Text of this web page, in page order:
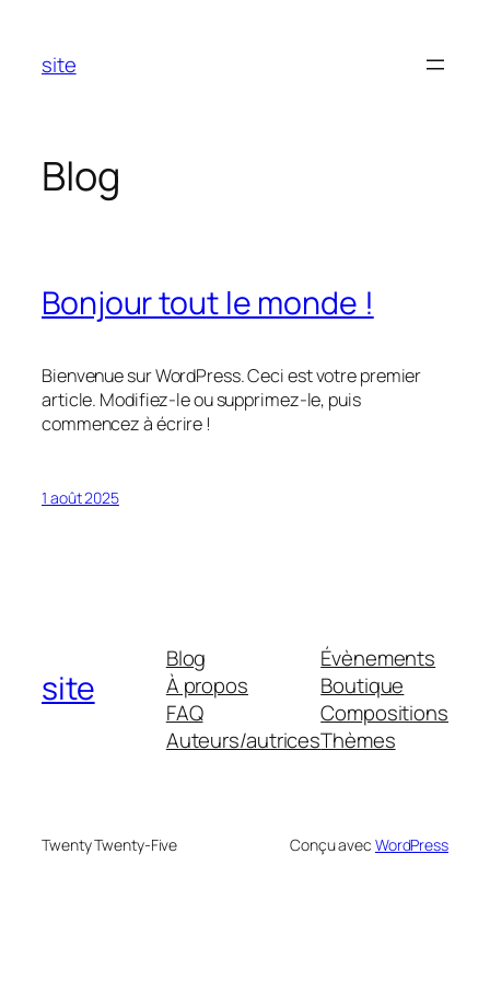
contenu
site
Blog
Bonjour tout le monde !
Bienvenue sur WordPress. Ceci est votre premier
article. Modifiez-le ou supprimez-le, puis
commencez à écrire !
1 août 2025
site
Blog
À propos
FAQ
Auteurs/autrices
Évènements
Boutique
Compositions
Thèmes
Twenty Twenty-Five Conçu avec WordPress